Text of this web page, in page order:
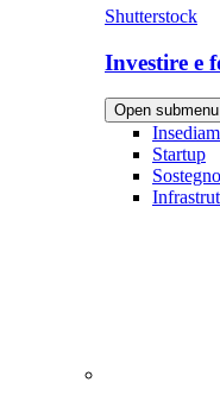
Shutterstock
Investire e
Open submenu
Startup